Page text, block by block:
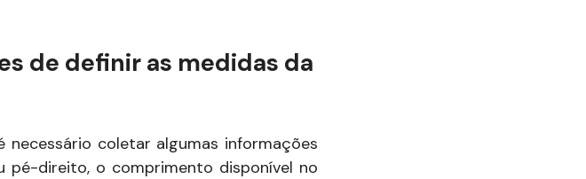
de definir as medidas da
necessário coletar algumas informações
direito, o comprimento disponível no